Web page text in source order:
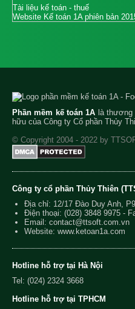
Tài liệu kế toán - thuế
Website Kế toán 1A phiên bản
Phần mềm kế toán 1A là
hữu của Công ty Cổ phần Thủy
© Copyright 2004 - 2022 by
Công ty cổ phần Thủy Thiên
Địa chỉ: 12/17 Đào Duy Anh,
Điện thoại: (028) 3848 9975 -
Email: contact@ttsoft.com.vn
Website: www.ketoan1a.com
Hotline hỗ trợ tại Hà Nội
Tel: (024) 2324 3668
Hotline hỗ trợ tại TPHCM